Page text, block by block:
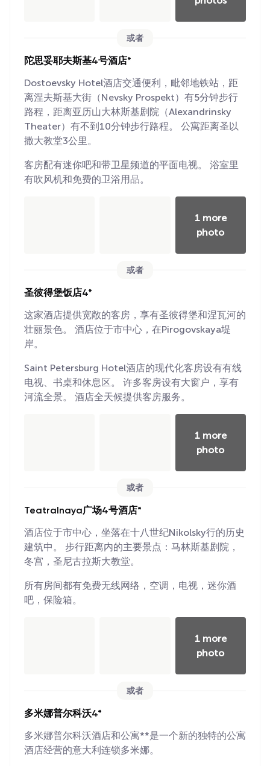
或者
陀思妥耶夫斯基4号酒店*
Dostoevsky Hotel酒店交通便利，毗邻地铁站，距
离涅夫斯基大街（Nevsky Prospekt）有5分钟步行
路程，距离亚历山大林斯基剧院（Alexandrinsky
Theater）有不到10分钟步行路程。 公寓距离圣以
撒大教堂3公里。
客房配有迷你吧和带卫星频道的平面电视。 浴室里
有吹风机和免费的卫浴用品。
1 more
photo
或者
圣彼得堡饭店4*
这家酒店提供宽敞的客房，享有圣彼得堡和涅瓦河的
壮丽景色。 酒店位于市中心，在Pirogovskaya堤
岸。
Saint Petersburg Hotel酒店的现代化客房设有有线
电视、书桌和休息区。 许多客房设有大窗户，享有
河流全景。 酒店全天候提供客房服务。
1 more
photo
或者
Teatralnaya广场4号酒店*
酒店位于市中心，坐落在十八世纪Nikolsky行的历史
建筑中。 步行距离内的主要景点：马林斯基剧院，
冬宫，圣尼古拉斯大教堂。
所有房间都有免费无线网络，空调，电视，迷你酒
吧，保险箱。
1 more
photo
或者
多米娜普尔科沃4*
多米娜普尔科沃酒店和公寓**是一个新的独特的公寓
酒店经营的意大利连锁多米娜。